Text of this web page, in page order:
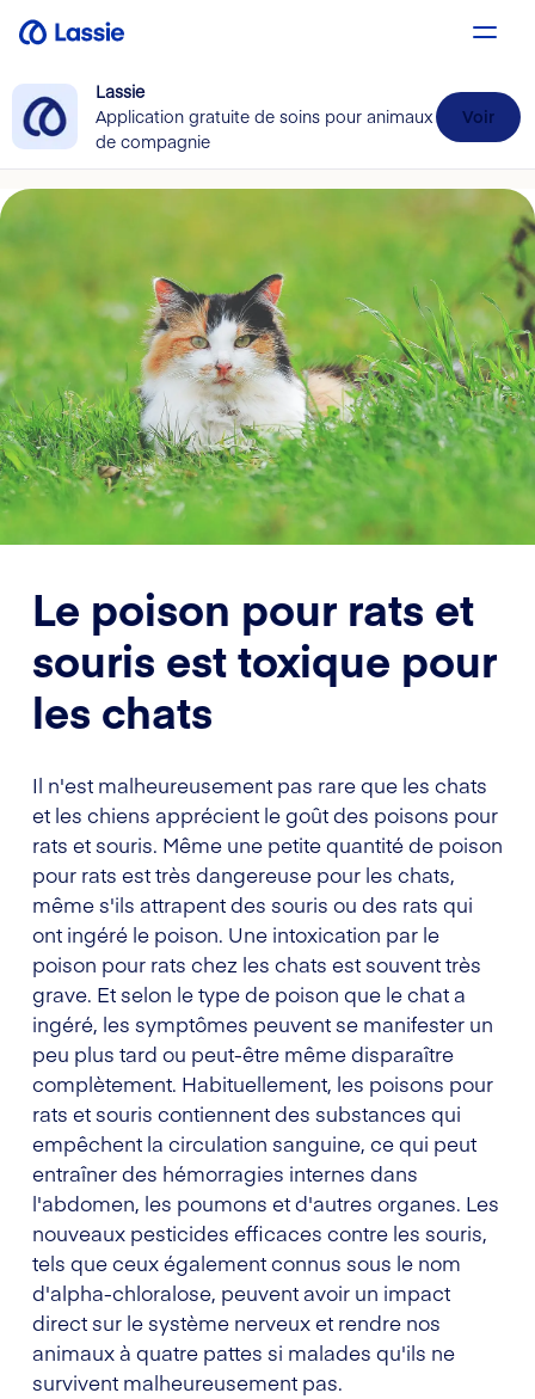
Lassie
Application gratuite de soins pour animaux
de compagnie
Voir
Le poison pour rats et
souris est toxique pour
les chats
Il n'est malheureusement pas rare que les chats
et les chiens apprécient le goût des poisons pour
rats et souris. Même une petite quantité de poison
pour rats est très dangereuse pour les chats,
même s'ils attrapent des souris ou des rats qui
ont ingéré le poison. Une intoxication par le
poison pour rats chez les chats est souvent très
grave. Et selon le type de poison que le chat a
ingéré, les symptômes peuvent se manifester un
peu plus tard ou peut-être même disparaître
complètement. Habituellement, les poisons pour
rats et souris contiennent des substances qui
empêchent la circulation sanguine, ce qui peut
entraîner des hémorragies internes dans
l'abdomen, les poumons et d'autres organes. Les
nouveaux pesticides efficaces contre les souris,
tels que ceux également connus sous le nom
d'alpha-chloralose, peuvent avoir un impact
direct sur le système nerveux et rendre nos
animaux à quatre pattes si malades qu'ils ne
survivent malheureusement pas.